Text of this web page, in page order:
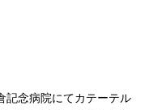
記念病院にてカテーテル